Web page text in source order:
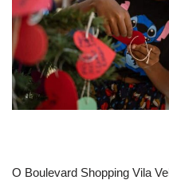
O Boulevard Shopping Vila